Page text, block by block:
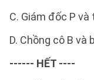
C. Giám đốc P
D. Chồng cô B và
------ HẾT ----